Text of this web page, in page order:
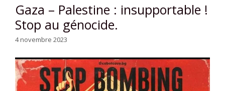
Gaza – Palestine : insupportable !
Stop au génocide.
4 novembre 2023